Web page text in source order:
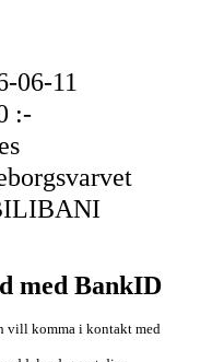
06-11
:-
med BankID
vill komma i kontakt med